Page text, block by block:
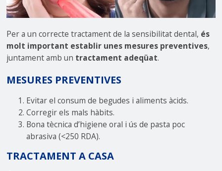
Per a un correcte tractament de la sensibilitat dental, és
molt important establir unes mesures preventives,
juntament amb un tractament adeqüat.
MESURES PREVENTIVES
Evitar el consum de begudes i aliments àcids.
Corregir els mals hàbits.
Bona tècnica d’higiene oral i ús de pasta poc
abrasiva (<250 RDA).
TRACTAMENT A CASA